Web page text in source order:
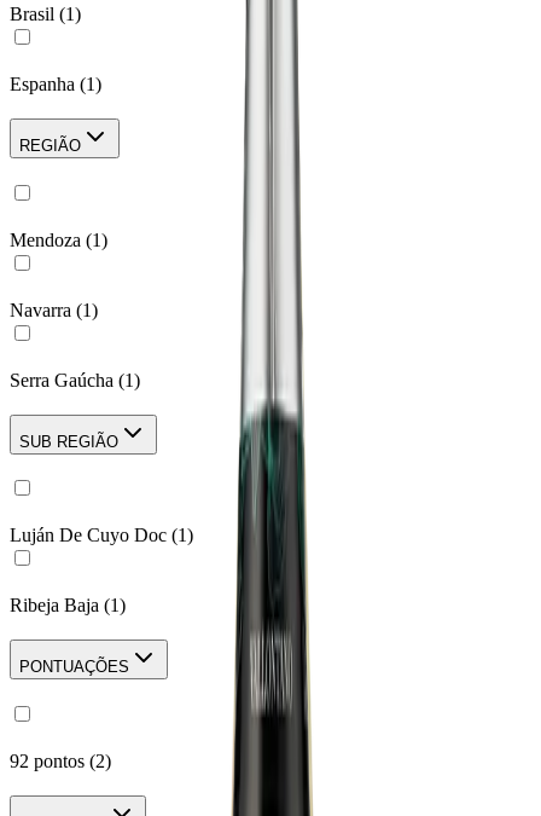
Brasil (1)
Espanha (1)
REGIÃO
Mendoza (1)
Navarra (1)
Serra Gaúcha (1)
SUB REGIÃO
Luján De Cuyo Doc (1)
Ribeja Baja (1)
PONTUAÇÕES
92 pontos (2)